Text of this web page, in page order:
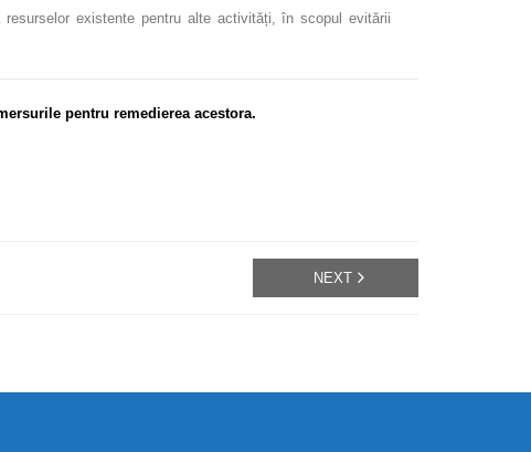
existente pentru alte activități, în scopul evitării
pentru remedierea acestora.
NEXT